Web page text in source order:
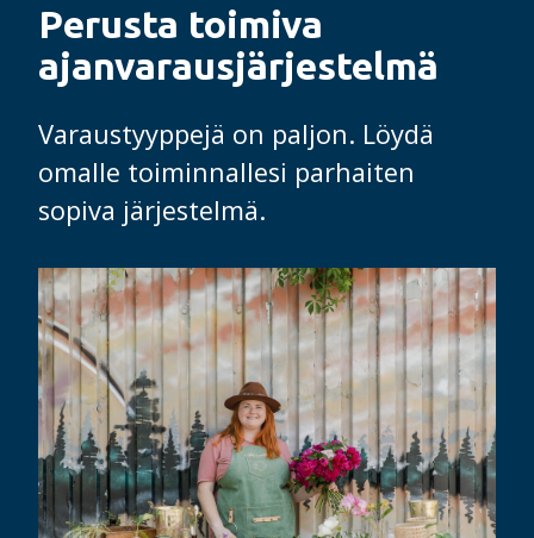
Perusta toimiva
ajanvarausjärjestelmä
Varaustyyppejä on paljon. Löydä
omalle toiminnallesi parhaiten
sopiva järjestelmä.